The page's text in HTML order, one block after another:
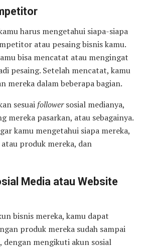
harus mengetahui siapa-siapa
atau pesaing bisnis kamu.
bisa mencatat atau mengingat
pesaing. Setelah mencatat, kamu
mereka dalam beberapa bagian.
sesuai followersosial medianya,
mereka pasarkan, atau sebagainya.
kamu mengetahui siapa mereka,
produk mereka, dan
Media atau Website
bisnis mereka, kamu dapat
produk mereka sudah sampai
dengan mengikuti akun sosial